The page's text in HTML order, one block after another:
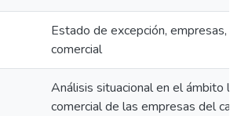
Estado de excepción, empresas,
comercial
Análisis situacional en el ámbito
comercial de las empresas del